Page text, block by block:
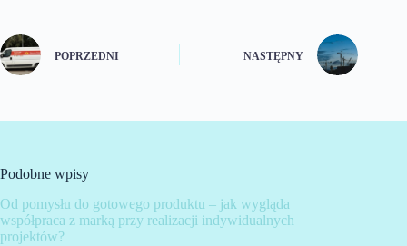
POPRZEDNI NASTĘPNY
Podobne wpisy
Od pomysłu do gotowego produktu – jak wygląda
współpraca z marką przy realizacji indywidualnych
projektów?